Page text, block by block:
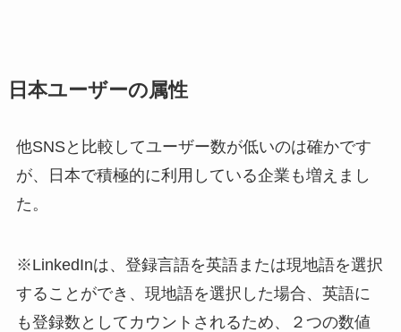
日本ユーザーの属性
他SNSと比較してユーザー数が低いのは確かです
が、日本で積極的に利用している企業も増えまし
た。
※LinkedInは、登録言語を英語または現地語を選択
することができ、現地語を選択した場合、英語に
も登録数としてカウントされるため、２つの数値